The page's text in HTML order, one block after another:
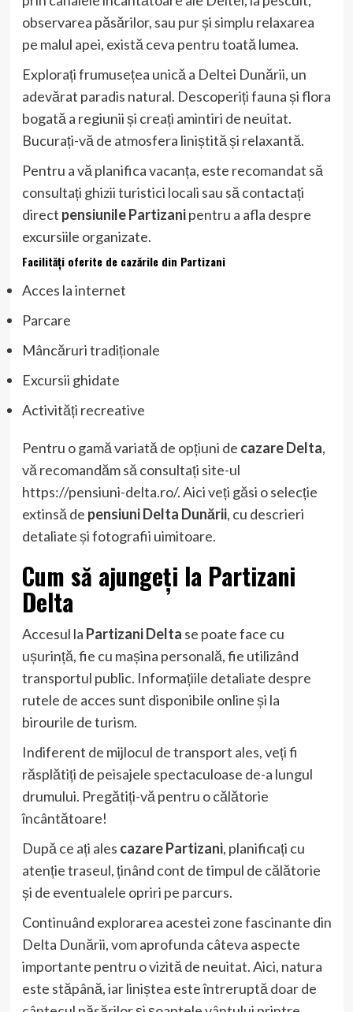
observarea păsărilor, sau pur și simplu relaxarea
pe malul apei, există ceva pentru toată lumea.
Explorați frumusețea unică a Deltei Dunării, un
adevărat paradis natural. Descoperiți fauna și flora
bogată a regiunii și creați amintiri de neuitat.
Bucurați-vă de atmosfera liniștită și relaxantă.
Pentru a vă planifica vacanța, este recomandat să
consultați ghizii turistici locali sau să contactați
direct pensiunile Partizanipentru a afla despre
excursiile organizate.
Facilități oferite de cazările din Partizani
Acces la internet
Parcare
Mâncăruri tradiționale
Excursii ghidate
Activități recreative
Pentru o gamă variată de opțiuni de cazare Delta,
vă recomandăm să consultați site-ul
https://pensiuni-delta.ro/. Aici veți găsi o selecție
extinsă de pensiuni Delta Dunării, cu descrieri
detaliate și fotografii uimitoare.
Cum să ajungeți la Partizani
Delta
Accesul la Partizani Delta se poate face cu
ușurință, fie cu mașina personală, fie utilizând
transportul public. Informațiile detaliate despre
rutele de acces sunt disponibile online și la
birourile de turism.
Indiferent de mijlocul de transport ales, veți fi
răsplătiți de peisajele spectaculoase de-a lungul
drumului. Pregătiți-vă pentru o călătorie
încântătoare!
După ce ați ales cazare Partizani, planificați cu
atenție traseul, ținând cont de timpul de călătorie
și de eventualele opriri pe parcurs.
Continuând explorarea acestei zone fascinante din
Delta Dunării, vom aprofunda câteva aspecte
importante pentru o vizită de neuitat. Aici, natura
este stăpână, iar liniștea este întreruptă doar de